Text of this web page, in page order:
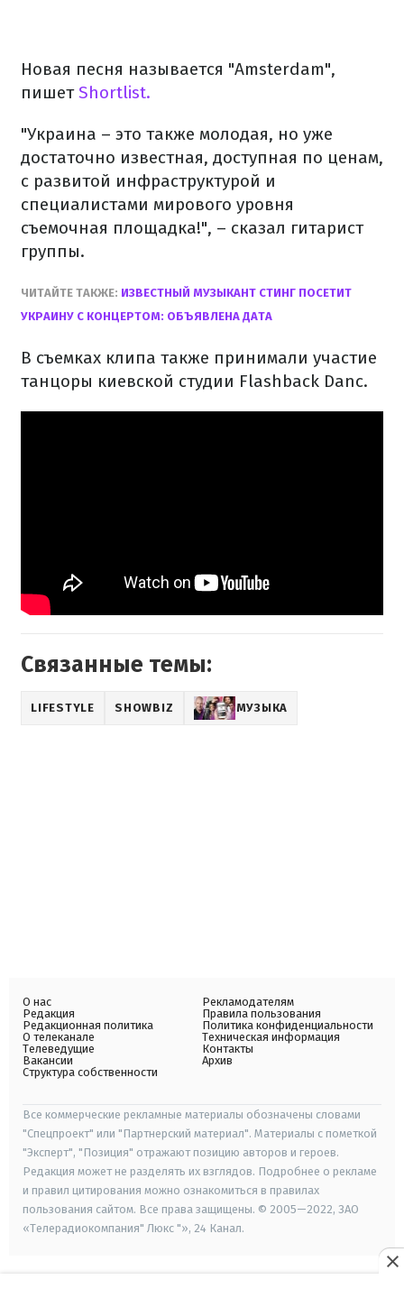
Новая песня называется "Amsterdam",
пишетShortlist.
"Украина – это также молодая, но уже
достаточно известная, доступная по ценам,
с развитой инфраструктурой и
специалистами мирового уровня
съемочная площадка!", – сказал гитарист
группы.
ЧИТАЙТЕ ТАКЖЕ: ИЗВЕСТНЫЙ МУЗЫКАНТ СТИНГ ПОСЕТИТ
УКРАИНУ С КОНЦЕРТОМ: ОБЪЯВЛЕНА ДАТА
В съемках клипа также принимали участие
танцоры киевской студии Flashback Danc.
Связанные темы:
LIFESTYLE SHOWBIZ МУЗЫКА
О нас
Редакция
Редакционная политика
О телеканале
Телеведущие
Вакансии
Структура собственности
Рекламодателям
Правила пользования
Политика конфиденциальности
Техническая информация
Контакты
Архив
Все коммерческие рекламные материалы обозначены словами
"Спецпроект" или "Партнерский материал". Материалы с пометкой
"Эксперт", "Позиция" отражают позицию авторов и героев.
Редакция может не разделять их взглядов. Подробнее о рекламе
и правил цитирования можно ознакомиться в правилах
пользования сайтом. Все права защищены. © 2005—2022, ЗАО
«Телерадиокомпания" Люкс "», 24 Канал.